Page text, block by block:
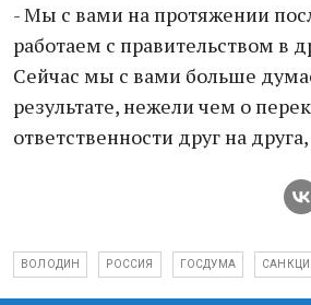
- Мы с вами на протяжении
работаем с правительством в
Сейчас мы с вами больше
результате, нежели чем о
ответственности друг на
ВОЛОДИН РОССИЯ ГОСДУМА